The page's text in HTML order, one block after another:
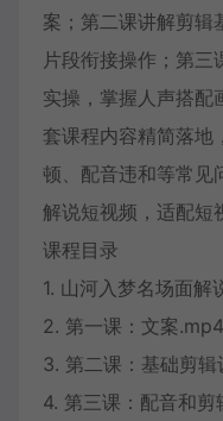
案；第二课讲解剪辑
片段衔接操作；第三
实操，掌握人声搭配
套课程内容精简落地
顿、配音违和等常见
解说短视频，适配短
课程目录
1. 山河入梦名场面解
2. 第一课：文案.mp4
3. 第二课：基础剪
4. 第三课：配音和剪